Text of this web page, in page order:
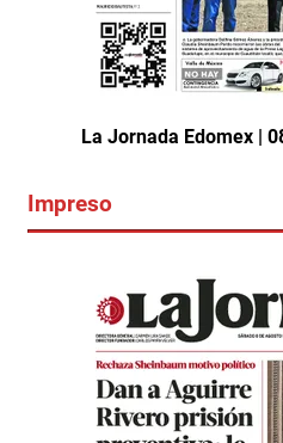
La Jornada Edomex |
Impreso